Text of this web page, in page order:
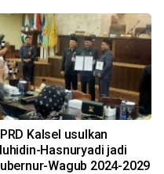
Kalsel usulkan
Hasnuryadi jadi
Wagub 2024-2029